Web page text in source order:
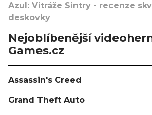
Azul: Vitráže Sintry - recenze
deskovky
Nejoblíbenější
Games.cz
Assassin's Creed
Grand Theft Auto